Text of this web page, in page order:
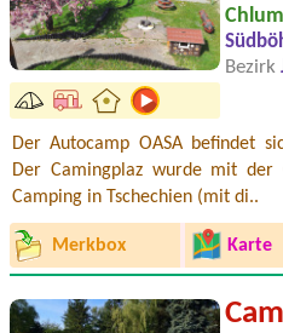
Bezirk
Der Autocamp OASA befindet
Der Camingplaz wurde mit der
Camping in Tschechien (mit di..
Merkbox Karte